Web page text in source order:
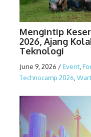
Mengintip
2026, Ajang
Teknologi
June 9, 2026 /Event,
Technocamp 2026,